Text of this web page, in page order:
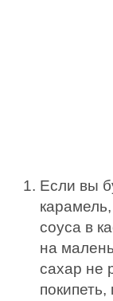
Если вы
соуса в
на
сахар не
покипеть,